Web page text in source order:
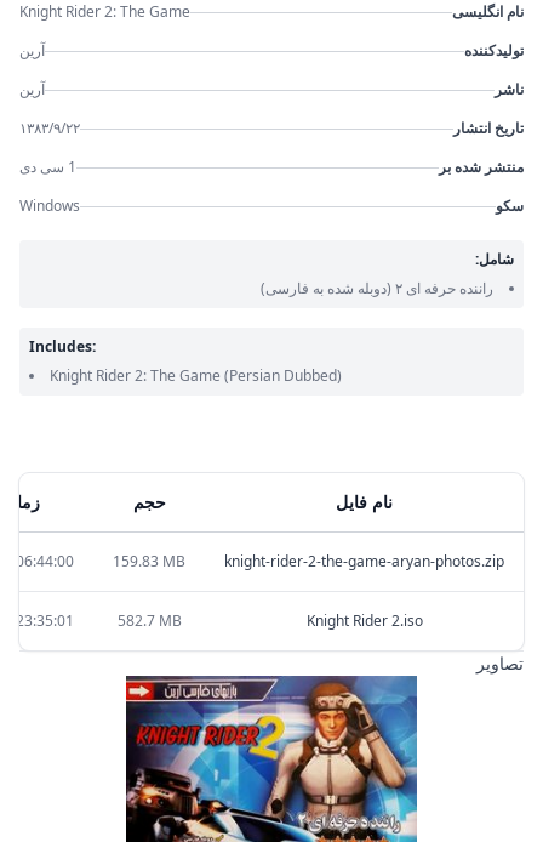
نام فایل حجم زمان
knight-rider-2-the-game-aryan-photos.zip
159.83 MB
06:44:00
Knight Rider 2.iso
582.7 MB
23:35:01
تصاویر
نام انگلیسی
Knight Rider 2: The Game
تولیدکننده
آرین
ناشر
آرین
تاریخ انتشار
۱۳۸۳/۹/۲۲
منتشر شده بر
1 سی دی
سکو
Windows
شامل:
راننده حرفه ای ۲
(دوبله شده به فارسی)
Includes:
Knight Rider 2: The Game (Persian Dubbed)